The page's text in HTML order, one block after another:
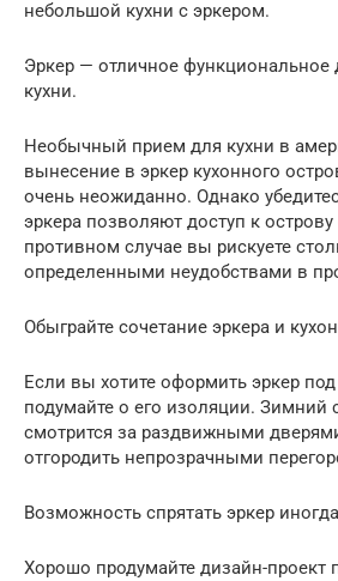
небольшой кухни с эркером.
Эркер — отличное функциональное
кухни.
Необычный прием для кухни в
вынесение в эркер кухонного
очень неожиданно. Однако
эркера позволяют доступ к
противном случае вы рискуете
определенными неудобствами в
Обыграйте сочетание эркера и
Если вы хотите оформить эркер
подумайте о его изоляции. Зимний
смотрится за раздвижными
отгородить непрозрачными
Возможность спрятать эркер
Хорошо продумайте дизайн-